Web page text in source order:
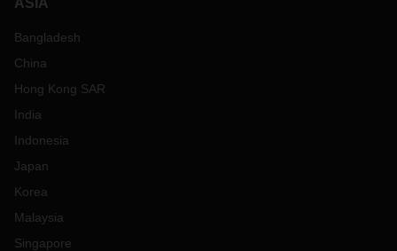
ASIA
Bangladesh
China
Hong Kong SAR
India
Indonesia
Japan
Korea
Malaysia
Singapore